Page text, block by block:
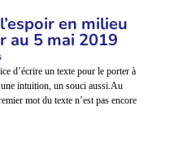
en milieu
au 5 mai 2019
d’écrire un texte pour le porter à
intuition, un souci aussi.Au
mot du texte n’est pas encore